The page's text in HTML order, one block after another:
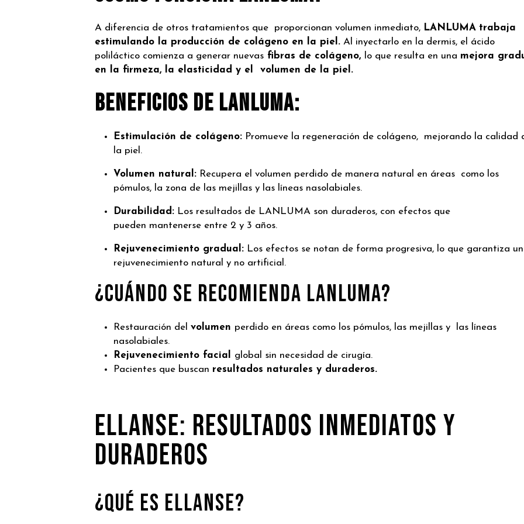
A diferencia de otros tratamientos que proporcionan volumen inmediato, LANLUMA trabaja
estimulando la producción de colágeno en la piel. Al inyectarlo en la dermis, el ácido
poliláctico comienza a generar nuevas fibras de colágeno, lo que resulta en una mejora
en la firmeza, la elasticidad y el volumen de la piel.
Beneficios de LANLUMA:
Estimulación de colágeno: Promueve la regeneración de colágeno, mejorando la calidad
la piel.
Volumen natural: Recupera el volumen perdido de manera natural en áreas como los
pómulos, la zona de las mejillas y las líneas nasolabiales.
Durabilidad: Los resultados de LANLUMA son duraderos, con efectos que
pueden mantenerse entre 2 y 3 años.
Rejuvenecimiento gradual: Los efectos se notan de forma progresiva, lo que garantiza un
rejuvenecimiento natural y no artificial.
¿Cuándo se recomienda LANLUMA?
Restauración del volumen perdido en áreas como los pómulos, las mejillas y las líneas
nasolabiales.
Rejuvenecimiento facial global sin necesidad de cirugía.
Pacientes que buscan resultados naturales y duraderos.
ELLANSe: RESULTADOS INMEDIATOS Y
DURADEROS
¿Qué es Ellanse?